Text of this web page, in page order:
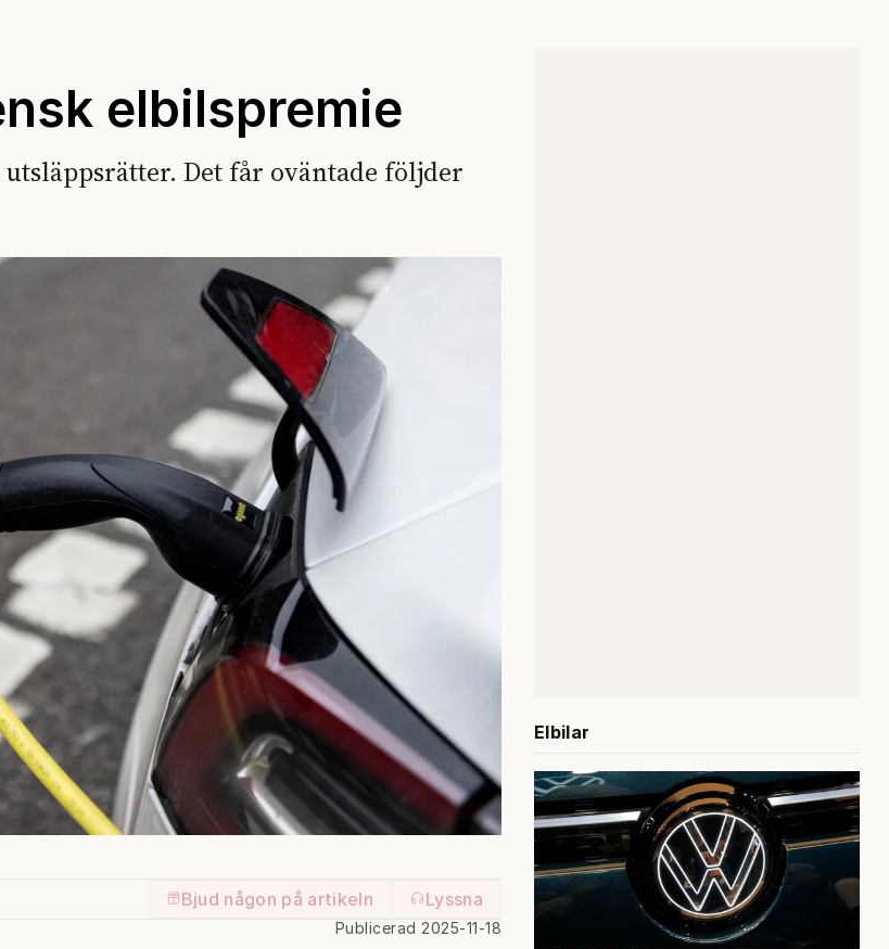
elbilspremie
Det får oväntade följder
Bjud någon på artikeln Lyssna
Publicerad 2025-11-18
Elbilar